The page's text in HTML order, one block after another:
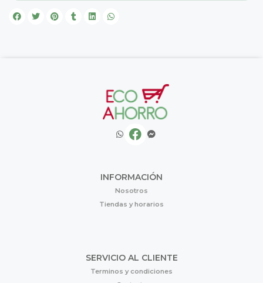
INFORMACIÓN
Nosotros
Tiendas y horarios
SERVICIO AL CLIENTE
Terminos y condiciones